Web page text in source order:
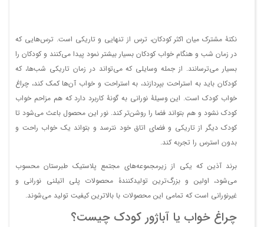
نکتۀ مشترک میان اکثر کودکان، ترس از تنهایی و تاریکی است. ترس‌هایی که
در زمان شب و هنگام خواب کودکان بسیار بیشتر نمود پیدا می‌کنند و کودکان را
بسیار می‌ترسانند. از جمله وسایلی که می‌تواند در زمان تاریکی شب‌ها، که
کودکان باید به استراحت بپردازند، به استراحت و خواب آن‌ها کمک کند، چراغ
خواب کودک است. این وسیلۀ نورانی به گونۀ کاربرد دارد که هم مزاحم خواب
کودک نشود و هم بتواند فضا را روشن‌تر کند. نور این محصول باعث می‌شود تا
کودک دیگر از تاریکی و فضای اتاق خود نترسد و بتواند یک خواب راحت و
بدون استرس را تجربه کند.
برند آذین که یکی از زیرمجموعه‌های مجتمع پلاستیک طبرستان محسوب
می‌شود، اولین و بزرگ‌ترین تولیدکنندۀ محصولات پلی اتیلنی نورانی و
غیرنورانی است که تمامی این محصولات با بالاترین کیفیت تولید می‌شوند.
چراغ خواب یا آباژور کودک چیست؟